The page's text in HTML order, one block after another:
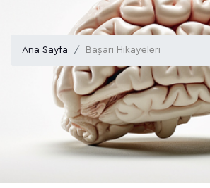
Ana Sayfa Başarı Hikayeleri